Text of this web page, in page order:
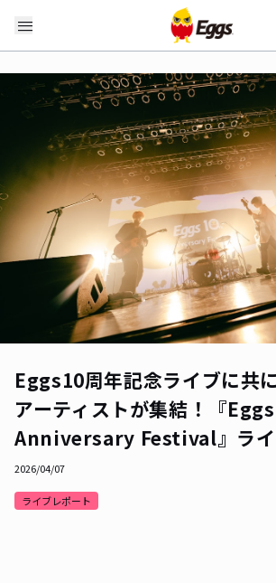
menu
Eggs10周年記念ライブに共
アーティストが集結！『
Anniversary Festival』ライ
2026/04/07
ライブレポート